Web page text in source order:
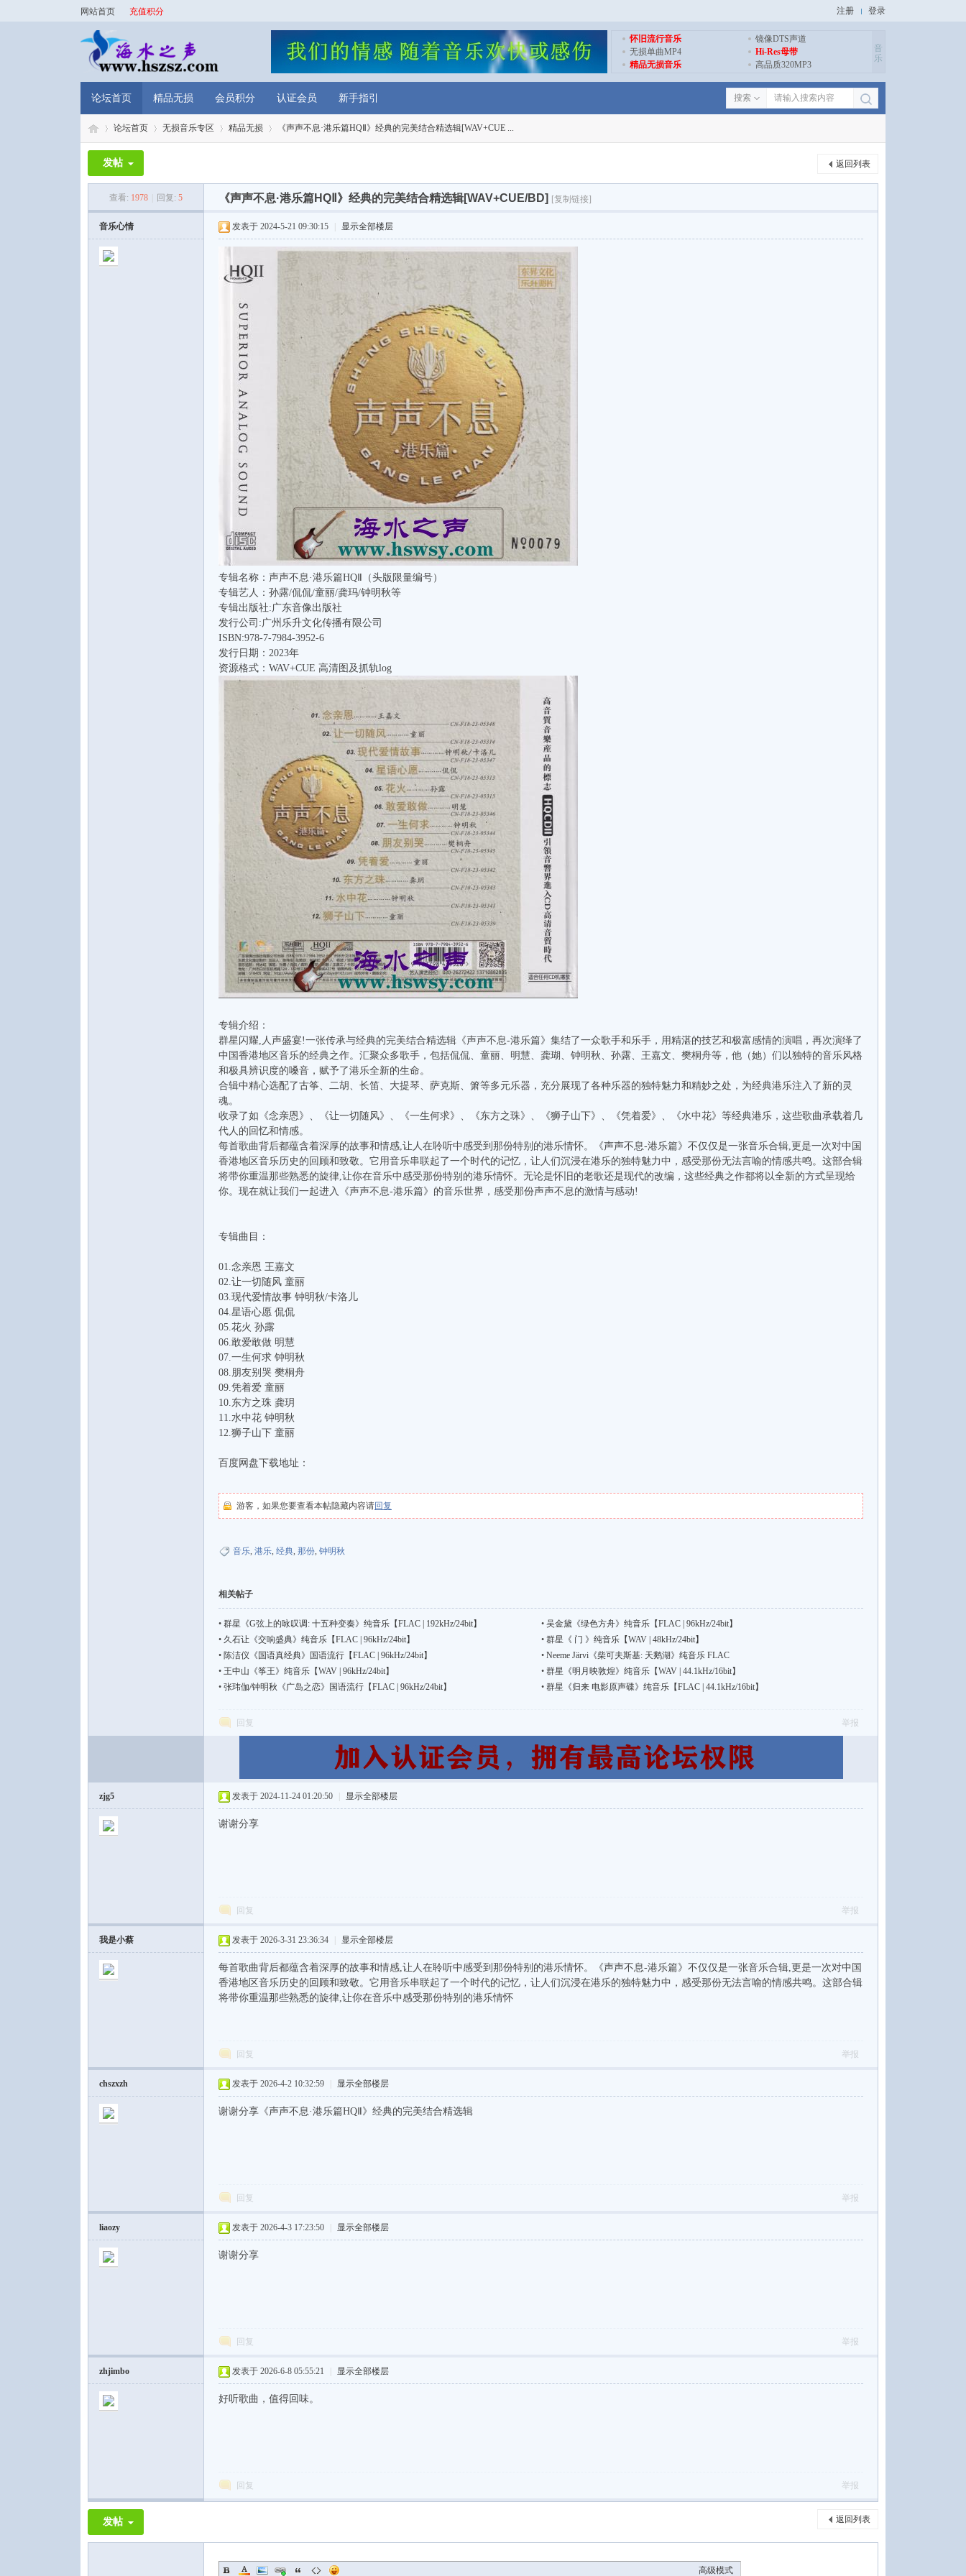
网站首页 充值积分 注册 登录
怀旧流行音乐
镜像DTS声道
无损单曲MP4
Hi-Res母带
精品无损音乐
高品质320MP3
音
乐
论坛首页 精品无损 会员积分 认证会员 新手指引 搜索
论坛首页 无损音乐专区 精品无损 《声声不息·港乐篇HQⅡ》经典的完美结合精选辑[WAV+CUE ...
返回列表
发帖
查看: 1978 回复: 5 《声声不息·港乐篇HQⅡ》经典的完美结合精选辑[WAV+CUE/BD] [复制链接]
音乐心情 发表于 2024-5-21 09:30:15 显示全部楼层
专辑名称：声声不息·港乐篇HQⅡ（头版限量编号）
专辑艺人：孙露/侃侃/童丽/龚玛/钟明秋等
专辑出版社:广东音像出版社
发行公司:广州乐升文化传播有限公司
ISBN:978-7-7984-3952-6
发行日期：2023年
资源格式：WAV+CUE 高清图及抓轨log
专辑介绍：
群星闪耀,人声盛宴!一张传承与经典的完美结合精选辑《声声不息-港乐篇》集结了一众歌手和乐手，用精湛的技艺和极富感情的演唱，再次演绎了
中国香港地区音乐的经典之作。汇聚众多歌手，包括侃侃、童丽、明慧、龚瑚、钟明秋、孙露、王嘉文、樊桐舟等，他（她）们以独特的音乐风格
和极具辨识度的嗓音，赋予了港乐全新的生命。
合辑中精心选配了古筝、二胡、长笛、大提琴、萨克斯、箫等多元乐器，充分展现了各种乐器的独特魅力和精妙之处，为经典港乐注入了新的灵
魂。
收录了如《念亲恩》、《让一切随风》、《一生何求》、《东方之珠》、《狮子山下》、《凭着爱》、《水中花》等经典港乐，这些歌曲承载着几
代人的回忆和情感。
每首歌曲背后都蕴含着深厚的故事和情感,让人在聆听中感受到那份特别的港乐情怀。《声声不息-港乐篇》不仅仅是一张音乐合辑,更是一次对中国
香港地区音乐历史的回顾和致敬。它用音乐串联起了一个时代的记忆，让人们沉浸在港乐的独特魅力中，感受那份无法言喻的情感共鸣。这部合辑
将带你重温那些熟悉的旋律,让你在音乐中感受那份特别的港乐情怀。无论是怀旧的老歌还是现代的改编，这些经典之作都将以全新的方式呈现给
你。现在就让我们一起进入《声声不息-港乐篇》的音乐世界，感受那份声声不息的激情与感动!
专辑曲目：
01.念亲恩 王嘉文
02.让一切随风 童丽
03.现代爱情故事 钟明秋/卡洛儿
04.星语心愿 侃侃
05.花火 孙露
06.敢爱敢做 明慧
07.一生何求 钟明秋
08.朋友别哭 樊桐舟
09.凭着爱 童丽
10.东方之珠 龚玥
11.水中花 钟明秋
12.狮子山下 童丽
百度网盘下载地址：
游客，如果您要查看本帖隐藏内容请回复
音乐, 港乐, 经典, 那份, 钟明秋
相关帖子
• 群星《G弦上的咏叹调: 十五种变奏》纯音乐【FLAC | 192kHz/24bit】 • 吴金黛《绿色方舟》纯音乐【FLAC | 96kHz/24bit】
• 久石让《交响盛典》纯音乐【FLAC | 96kHz/24bit】 • 群星《 门 》纯音乐【WAV | 48kHz/24bit】
• 陈洁仪《国语真经典》国语流行【FLAC | 96kHz/24bit】 • Neeme Järvi《柴可夫斯基: 天鹅湖》纯音乐 FLAC
• 王中山《筝王》纯音乐【WAV | 96kHz/24bit】 • 群星《明月映敦煌》纯音乐【WAV | 44.1kHz/16bit】
• 张玮伽/钟明秋《广岛之恋》国语流行【FLAC | 96kHz/24bit】 • 群星《归来 电影原声碟》纯音乐【FLAC | 44.1kHz/16bit】
回复 举报
zjg5 发表于 2024-11-24 01:20:50 显示全部楼层
谢谢分享
回复 举报
我是小蔡 发表于 2026-3-31 23:36:34 显示全部楼层
每首歌曲背后都蕴含着深厚的故事和情感,让人在聆听中感受到那份特别的港乐情怀。《声声不息-港乐篇》不仅仅是一张音乐合辑,更是一次对中国
香港地区音乐历史的回顾和致敬。它用音乐串联起了一个时代的记忆，让人们沉浸在港乐的独特魅力中，感受那份无法言喻的情感共鸣。这部合辑
将带你重温那些熟悉的旋律,让你在音乐中感受那份特别的港乐情怀
回复 举报
chszxzh 发表于 2026-4-2 10:32:59 显示全部楼层
谢谢分享《声声不息·港乐篇HQⅡ》经典的完美结合精选辑
回复 举报
liaozy 发表于 2026-4-3 17:23:50 显示全部楼层
谢谢分享
回复 举报
zhjimbo 发表于 2026-6-8 05:55:21 显示全部楼层
好听歌曲，值得回味。
回复 举报
返回列表
发帖
高级模式